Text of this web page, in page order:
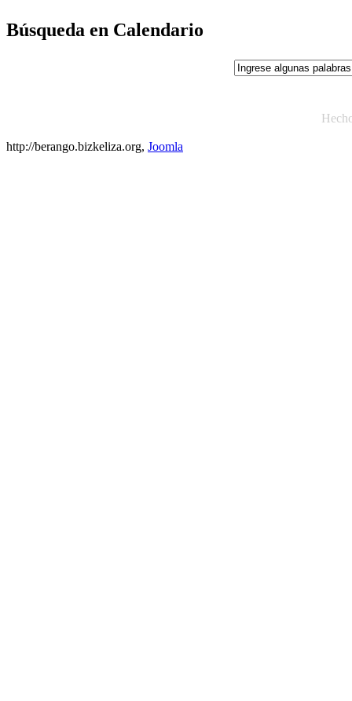
Búsqueda en Calendario
http://berango.bizkeliza.org, Joomla